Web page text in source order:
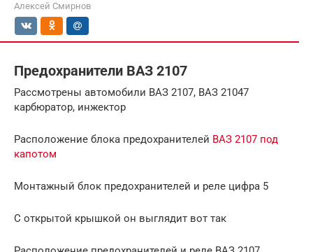
Алексей Смирнов
Предохранители ВАЗ 2107
Рассмотрены автомобили ВАЗ 2107, ВАЗ 21047
карбюратор, инжектор
Расположение блока предохранителей ВАЗ 2107 под
капотом
Монтажный блок предохранителей и реле цифра 5
С открытой крышкой он выглядит вот так